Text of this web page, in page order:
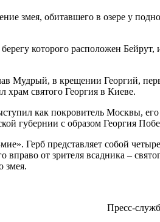
змея, обитавшего в озере у
которого расположен Бейрут,
Мудрый, в крещении Георгий,
святого Георгия в Киеве.
как покровитель Москвы, его
губернии с образом Георгия
Герб представляет собой
от зрителя всадника –
змея.
Пресс-